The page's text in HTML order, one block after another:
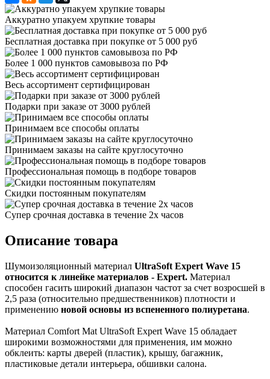
Аккуратно упакуем хрупкие товары
Бесплатная доставка при покупке от 5 000 руб
Более 1 000 пунктов самовывоза по РФ
Весь ассортимент сертифицирован
Подарки при заказе от 3000 рублей
Принимаем все способы оплаты
Принимаем заказы на сайте круглосуточно
Профессиональная помощь в подборе товаров
Скидки постоянным покупателям
Супер срочная доставка в течение 2х часов
Описание товара
Шумоизоляционный материал UltraSoft Expert Wave 15
относится к линейке материалов - Expert. Материал
способен гасить широкий диапазон частот за счет возросшей в
2,5 раза (относительно предшественников) плотности и
применению новой основы из вспененного полиуретана.
Материал Comfort Mat UltraSoft Expert Wave 15 обладает
широкими возможностями для применения, им можно
обклеить: карты дверей (пластик), крышу, багажник,
пластиковые детали интерьера, обшивки салона.